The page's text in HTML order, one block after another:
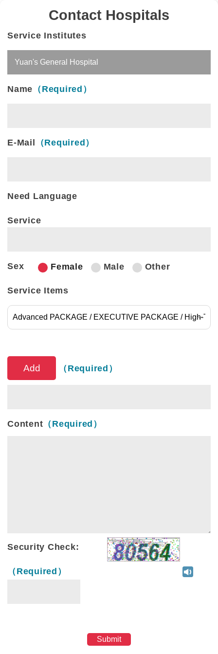
Contact Hospitals
Service Institutes
Name （Required）
E-Mail （Required）
Need Language
Service
Sex Female Male Other
Service Items
（Required）
Content （Required）
Security Check:
（Required）
Submit